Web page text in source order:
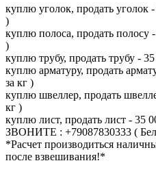
куплю уголок, продать уголок
)
куплю полоса, продать полосу
)
куплю трубу, продать трубу -
куплю арматуру, продать
за кг )
куплю швеллер, продать
кг )
куплю лист, продать лист - 35
ЗВОНИТЕ : +79087830333 (
*Расчет производиться
после взвешивания!*